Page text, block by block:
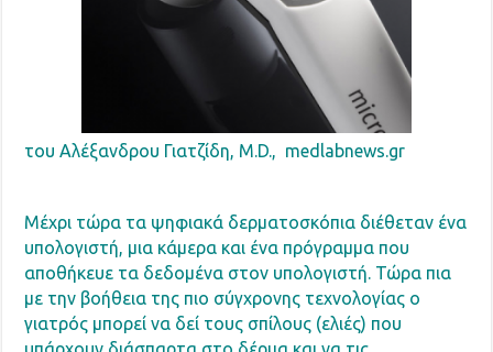
του Αλέξανδρου Γιατζίδη, M.D., medlabnews.gr
Μέχρι τώρα τα ψηφιακά δερματοσκόπια διέθεταν ένα
υπολογιστή, μια κάμερα και ένα πρόγραμμα που
αποθήκευε τα δεδομένα στον υπολογιστή. Τώρα πια
με την βοήθεια της πιο σύγχρονης τεχνολογίας ο
γιατρός μπορεί να δεί τους σπίλους (ελιές) που